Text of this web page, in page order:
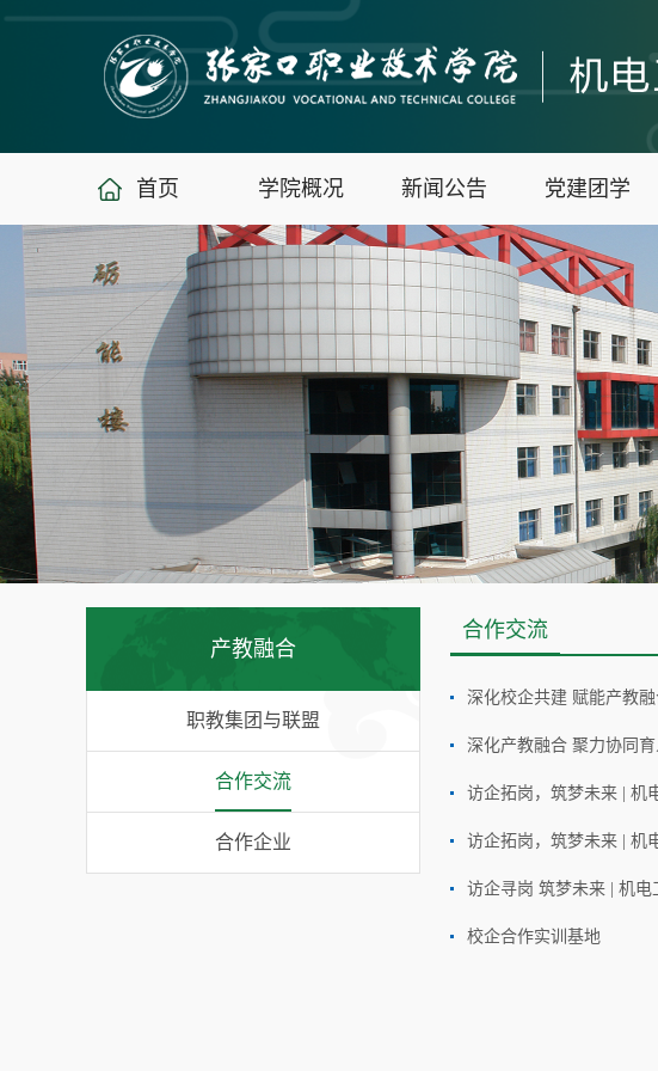
首页 学院概况 新闻公告 党建团学
产教融合
职教集团与联盟
合作交流
合作企业
合作交流
深化校企共建 赋能产教
深化产教融合 聚力协同
访企拓岗，筑梦未来 | 机
访企寻岗 筑梦未来 | 机电
校企合作实训基地